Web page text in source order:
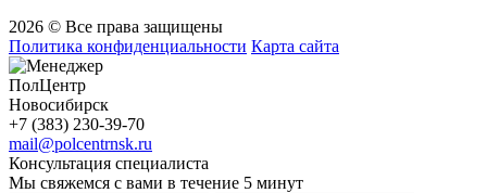
2026 © Все права защищены
Политика конфиденциальности Карта сайта
ПолЦентр
Новосибирск
+7 (383) 230-39-70
mail@polcentrnsk.ru
Консультация специалиста
Мы свяжемся с вами в течение 5 минут